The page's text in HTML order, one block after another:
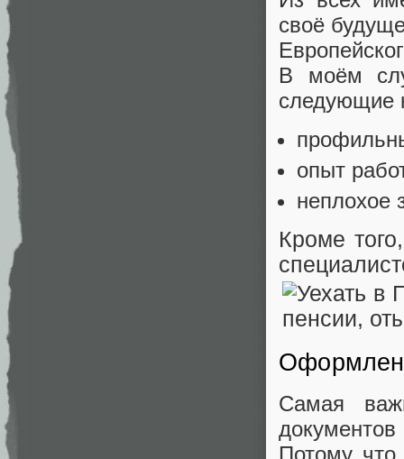
своё
В моём
следующие
опыт
неплохое
Кроме
Самая
Потому